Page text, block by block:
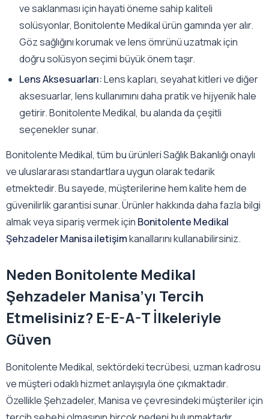
ve saklanması için hayati öneme sahip kaliteli
solüsyonlar, Bonitolente Medikal ürün gamında yer alır.
Göz sağlığını korumak ve lens ömrünü uzatmak için
doğru solüsyon seçimi büyük önem taşır.
Lens Aksesuarları:Lens kapları, seyahat kitleri ve diğer
aksesuarlar, lens kullanımını daha pratik ve hijyenik hale
getirir. Bonitolente Medikal, bu alanda da çeşitli
seçenekler sunar.
Bonitolente Medikal, tüm bu ürünleri Sağlık Bakanlığı onaylı
ve uluslararası standartlara uygun olarak tedarik
etmektedir. Bu sayede, müşterilerine hem kalite hem de
güvenilirlik garantisi sunar. Ürünler hakkında daha fazla bilgi
almak veya sipariş vermek için Bonitolente Medikal
Şehzadeler Manisa iletişimkanallarını kullanabilirsiniz.
Neden Bonitolente Medikal
Şehzadeler Manisa’yı Tercih
Etmelisiniz? E-E-A-T İlkeleriyle
Güven
Bonitolente Medikal, sektördeki tecrübesi, uzman kadrosu
ve müşteri odaklı hizmet anlayışıyla öne çıkmaktadır.
Özellikle Şehzadeler, Manisa ve çevresindeki müşteriler için